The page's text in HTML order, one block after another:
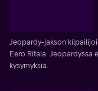
Jeopardy-jakson
Eero Ritala. Jeopardyssa
kysymyksiä.